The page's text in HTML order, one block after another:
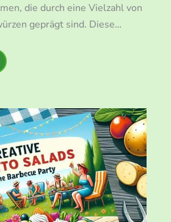
die durch eine Vielzahl von
geprägt sind. Diese…